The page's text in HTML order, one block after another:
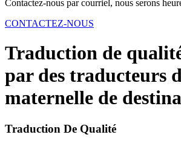
Contactez-nous par courriel, nous serons
CONTACTEZ-NOUS
Traduction de
par des traducteurs
maternelle de
Traduction De Qualité